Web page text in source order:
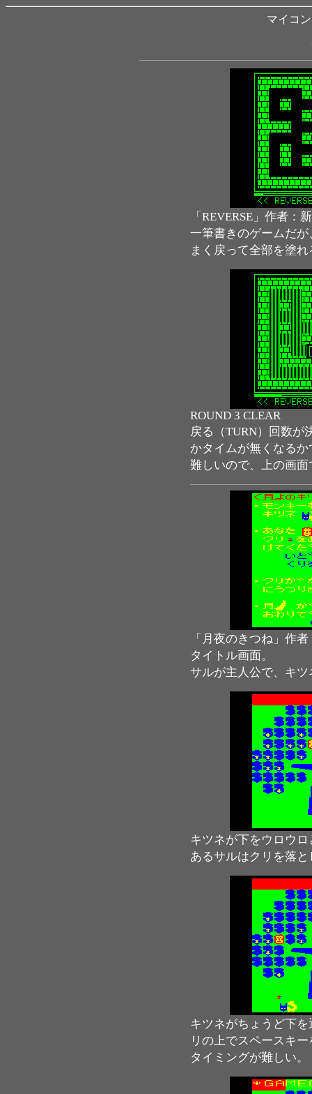
マイコ
「REVERSE」作者：
一筆書きのゲームだ
まく戻って全部を塗
ROUND 3 CLEAR
戻る（TURN）回数が
かタイムが無くなる
難しいので、上の画
「月夜のきつね」作
タイトル画面。
サルが主人公で、キ
キツネが下をウロウ
あるサルはクリを落
キツネがちょうど下
リの上でスペースキ
タイミングが難しい。